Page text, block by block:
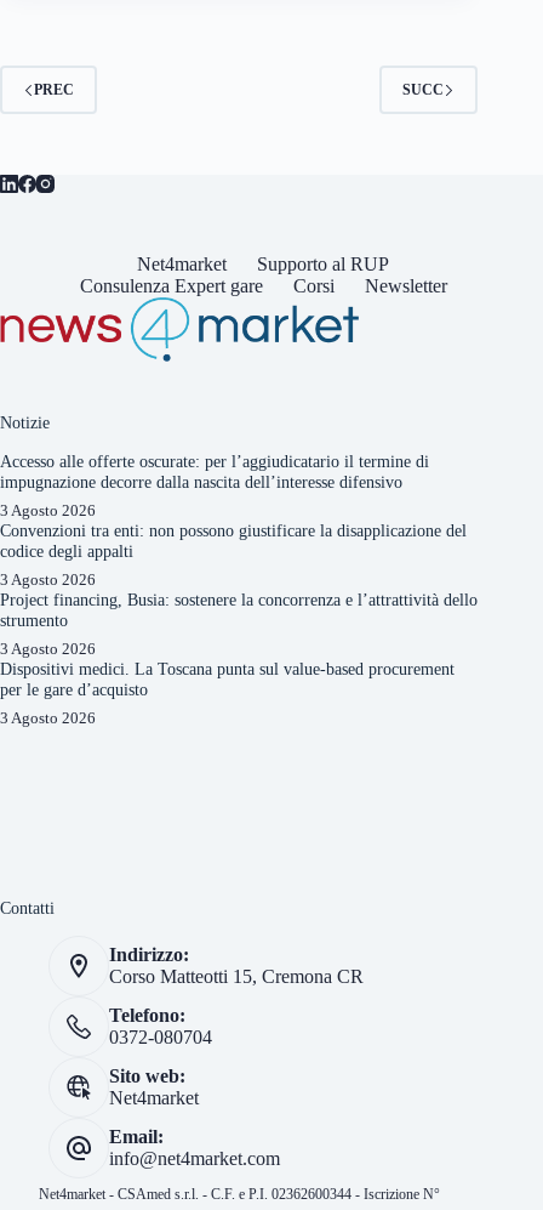
PREC SUCC
Net4market
Supporto al RUP
Consulenza Expert gare
Corsi Newsletter
Notizie
Accesso alle offerte oscurate: per l’aggiudicatario il termine di
impugnazione decorre dalla nascita dell’interesse difensivo
3 Agosto 2026
Convenzioni tra enti: non possono giustificare la disapplicazione del
codice degli appalti
3 Agosto 2026
Project financing, Busia: sostenere la concorrenza e l’attrattività dello
strumento
3 Agosto 2026
Dispositivi medici. La Toscana punta sul value-based procurement
per le gare d’acquisto
3 Agosto 2026
Contatti
Indirizzo:
Corso Matteotti 15, Cremona CR
Telefono:
0372-080704
Sito web:
Net4market
Email:
info@net4market.com
Net4market - CSAmed s.r.l. - C.F. e P.I. 02362600344 - Iscrizione N°